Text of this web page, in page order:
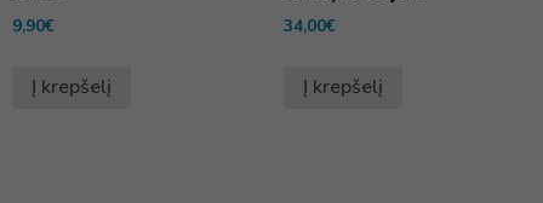
9,90€
Į krepšelį
34,00€
Į krepšelį